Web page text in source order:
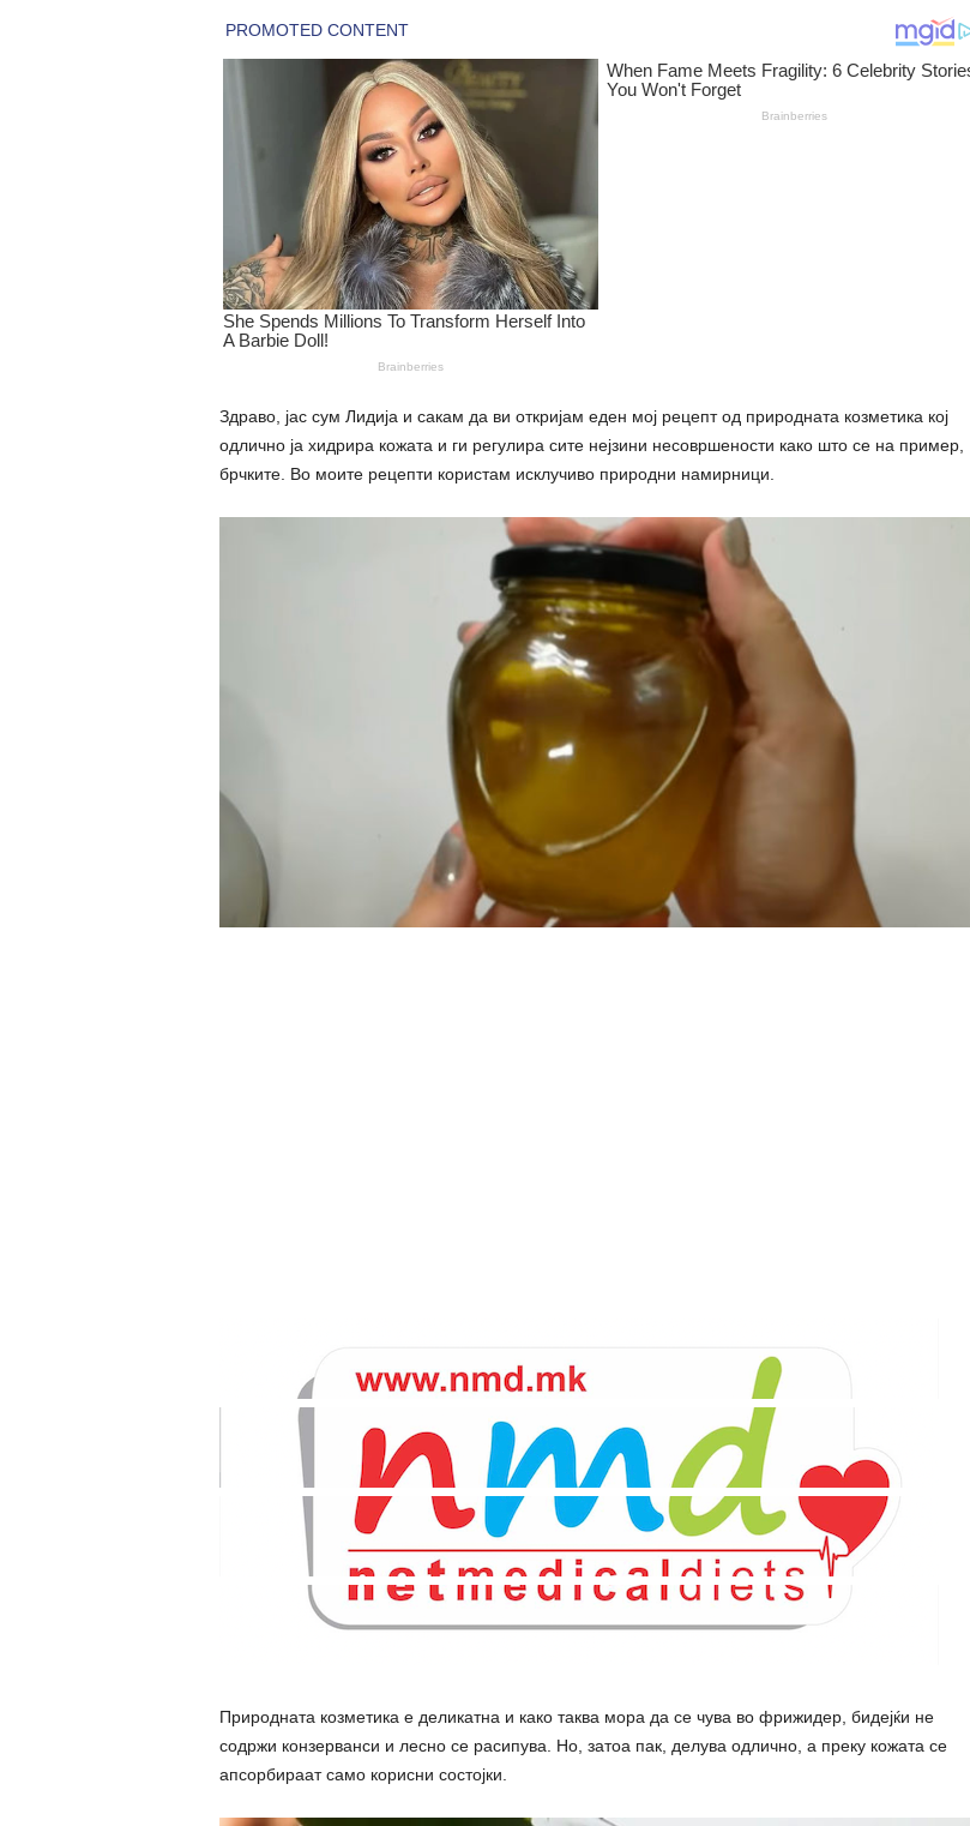
Здраво, јас сум Лидија и сакам да ви откријам еден мој рецепт од природната козметика кој
одлично ја хидрира кожата и ги регулира сите нејзини несовршености како што се на пример,
брчките. Во моите рецепти користам исклучиво природни намирници.
Природната козметика е деликатна и како таква мора да се чува во фрижидер, бидејќи не
содржи конзерванси и лесно се расипува. Но, затоа пак, делува одлично, а преку кожата се
апсорбираат само корисни состојки.